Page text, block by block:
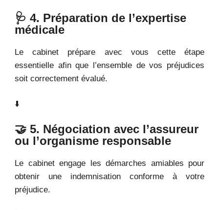
🩺 4. Préparation de l’expertise
médicale
Le cabinet prépare avec vous cette étape
essentielle afin que l’ensemble de vos préjudices
soit correctement évalué.
⬇️
🤝 5. Négociation avec l’assureur
ou l’organisme responsable
Le cabinet engage les démarches amiables pour
obtenir une indemnisation conforme à votre
préjudice.